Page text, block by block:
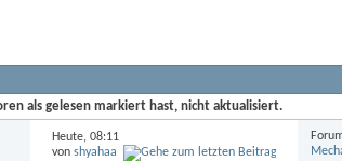
als gelesen markiert hast, nicht aktualisiert.
Heute,08:11
vonshyahaa